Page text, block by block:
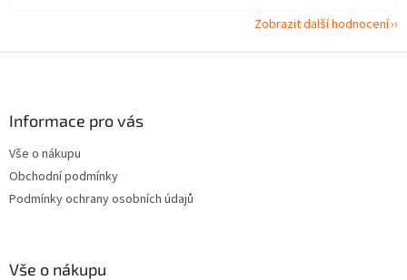
Zobrazit další hodnocení
Informace pro vás
Vše o nákupu
Obchodní podmínky
Podmínky ochrany osobních údajů
Vše o nákupu